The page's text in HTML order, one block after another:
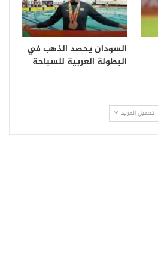
السودان يحصد الذهب في
البطولة العربية للسباحة
تحميل المزيد